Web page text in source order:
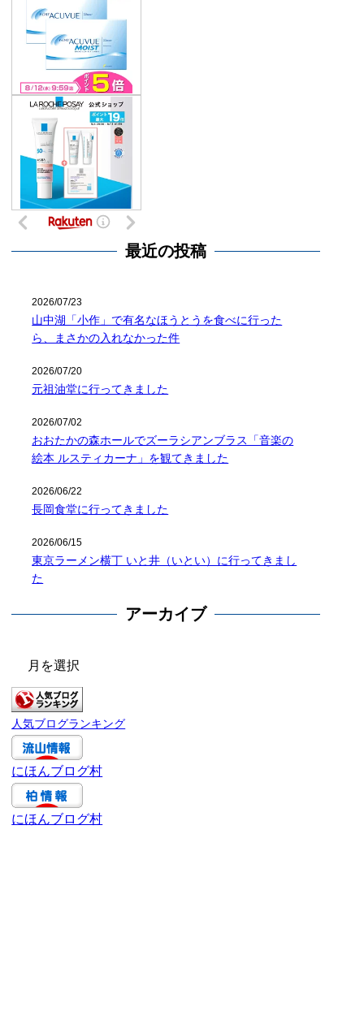
最近の投稿
山中湖「小作」で有名なほうとうを食べに行った
ら、まさかの入れなかった件
2026/07/23
元祖油堂に行ってきました
2026/07/20
おおたかの森ホールでズーラシアンブラス「音楽の
絵本 ルスティカーナ」を観てきました
2026/07/02
長岡食堂に行ってきました
2026/06/22
東京ラーメン横丁 いと井（いとい）に行ってきまし
た
2026/06/15
アーカイブ
カ
イ
ブ
人気ブログランキング
にほんブログ村
にほんブログ村